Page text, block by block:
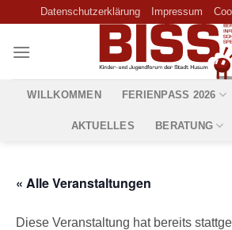
content
Datenschutzerklärung Impressum
WILLKOMMEN FERIENPASS 2026
AKTUELLES BERATUNG
« Alle Veranstaltungen
Diese Veranstaltung hat bereits